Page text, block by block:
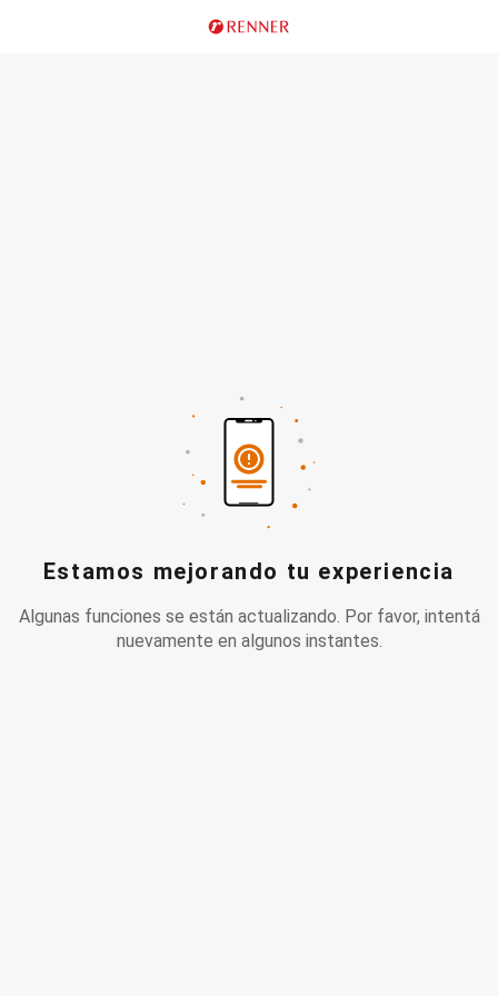
Estamos mejorando tu experiencia
Algunas funciones se están actualizando. Por favor, intentá
nuevamente en algunos instantes.